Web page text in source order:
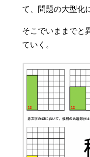
て、問題の大型化
そこでいままでと
ていく。